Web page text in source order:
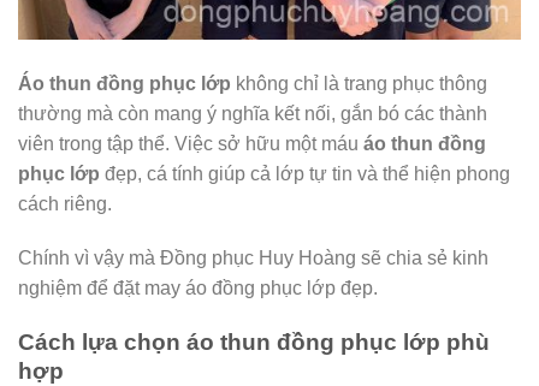
Áo thun đồng phục lớp không chỉ là trang phục thông
thường mà còn mang ý nghĩa kết nối, gắn bó các thành
viên trong tập thể. Việc sở hữu một máu áo thun đồng
phục lớp đẹp, cá tính giúp cả lớp tự tin và thể hiện phong
cách riêng.
Chính vì vậy mà Đồng phục Huy Hoàng sẽ chia sẻ kinh
nghiệm để đặt may áo đồng phục lớp đẹp.
Cách lựa chọn áo thun đồng phục lớp phù
hợp